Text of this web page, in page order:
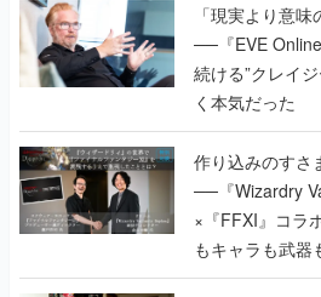
「現実より意
──『EVE
続ける”クレイ
く本気だった
作り込みのすさ
──『Wizardry
×『FFXI』コラ
もキャラも武器
で作り込まれた